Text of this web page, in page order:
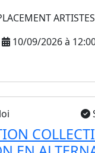
ARTISTES
10/09/2026 à